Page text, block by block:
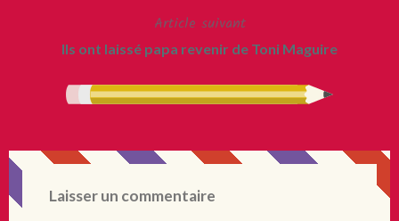
Article suivant
Ils ont laissé papa revenir de Toni Maguire
Laisser un commentaire